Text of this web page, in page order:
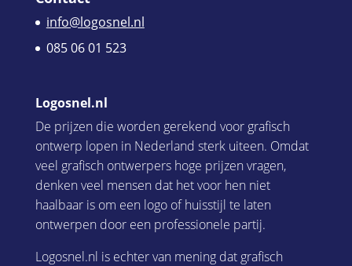
info@logosnel.nl
085 06 01 523
Logosnel.nl
De prijzen die worden gerekend voor grafisch
ontwerp lopen in Nederland sterk uiteen. Omdat
veel grafisch ontwerpers hoge prijzen vragen,
denken veel mensen dat het voor hen niet
haalbaar is om een logo of huisstijl te laten
ontwerpen door een professionele partij.
Logosnel.nl is echter van mening dat grafisch